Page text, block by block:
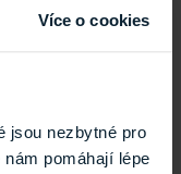
Více o cookies
jsou nezbytné pro
pomáhají lépe
komunikační
a SMS